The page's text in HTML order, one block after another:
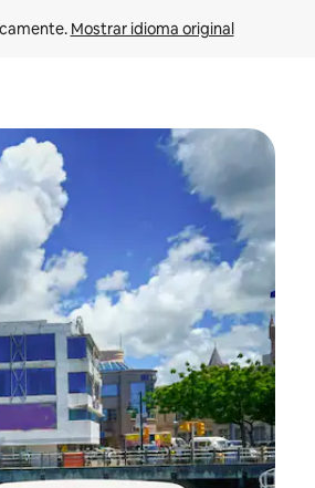
Mostrar idioma original
abajo o explorá deslizando el dedo.